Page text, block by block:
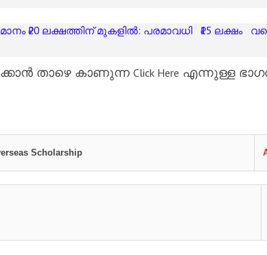
₹20 ലക്ഷത്തിന് മുകളിൽ: പരമാവധി ₹15 ലക്ഷം
താഴെ കാണുന്ന Click Here എന്നുള്ള
Scholarship
Date